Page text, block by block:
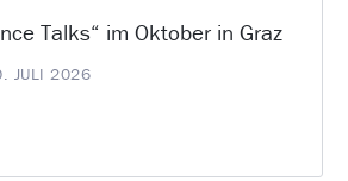
Talks“ im Oktober in Graz
JULI 2026